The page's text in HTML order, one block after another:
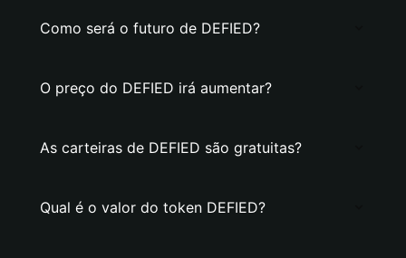
Como será o futuro de DEFIED?
O preço do DEFIED irá aumentar?
As carteiras de DEFIED são gratuitas?
Qual é o valor do token DEFIED?